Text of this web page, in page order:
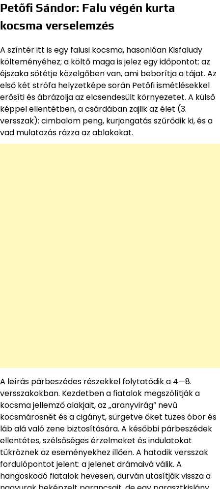
Petőfi Sándor: Falu végén kurta
kocsma verselemzés
A színtér itt is egy falusi kocsma, hasonlóan Kisfaludy
költeményéhez; a költő maga is jelez egy időpontot: az
éjszaka sötétje közelgőben van, ami beborítja a tájat. Az
első két strófa helyzetképe során Petőfi ismétlésekkel
erősíti és ábrázolja az elcsendesült környezetet. A külső
képpel ellentétben, a csárdában zajlik az élet (3.
versszak): cimbalom peng, kurjongatás szűrődik ki, és a
vad mulatozás rázza az ablakokat.
A leírás párbeszédes részekkel folytatódik a 4—8.
versszakokban. Kezdetben a fiatalok megszólítják a
kocsma jellemző alakjait, az „aranyvirág” nevű
kocsmárosnét és a cigányt, sürgetve őket tüzes óbor és
láb alá való zene biztosítására. A későbbi párbeszédek
ellentétes, szélsőséges érzelmeket és indulatokat
tükröznek az eseményekhez illően. A hatodik versszak
fordulópontot jelent: a jelenet drámaivá válik. A
hangoskodó fiatalok hevesen, durván utasítják vissza a